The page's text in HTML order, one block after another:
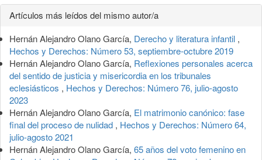
Detalles
del
artículo
Artículos más leídos del mismo autor/a
Hernán Alejandro Olano García, Derecho y literatura infantil ,
Hechos y Derechos: Número 53, septiembre-octubre 2019
Hernán Alejandro Olano García, Reflexiones personales acerca
del sentido de justicia y misericordia en los tribunales
eclesiásticos , Hechos y Derechos: Número 76, julio-agosto
2023
Hernán Alejandro Olano García, El matrimonio canónico: fase
final del proceso de nulidad , Hechos y Derechos: Número 64,
julio-agosto 2021
Hernán Alejandro Olano García, 65 años del voto femenino en